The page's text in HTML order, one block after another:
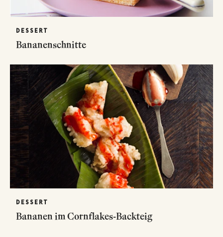
DESSERT
Bananenschnitte
DESSERT
Bananen im Cornflakes-Backteig